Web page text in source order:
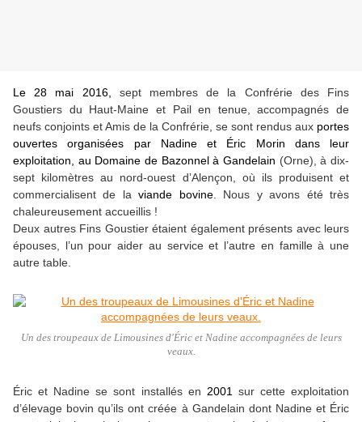
Le 28 mai 2016,
sept membres de la Confrérie des Fins
Goustiers du Haut-Maine et Pail en tenue, accompagnés de
neufs conjoints et Amis de la Confrérie, se sont rendus aux portes
ouvertes organisées par Nadine et Éric Morin dans leur
exploitation, au Domaine de Bazonnel à Gandelain (Orne), à dix-
sept kilomètres au nord-ouest d’Alençon, où ils produisent et
commercialisent de laviande bovine. Nous y avons été très
chaleureusement accueillis !
Deux autres Fins Goustier étaient également présents avec leurs
épouses, l’un pour aider au service et l’autre en famille à une
autre table.
Un des troupeaux de Limousines d'Éric et Nadine accompagnées de leurs
veaux.
Éric et Nadine se sont installés en 2001
sur cette exploitation
d’élevage bovin qu’ils ont créée à Gandelain dont Nadine et Éric